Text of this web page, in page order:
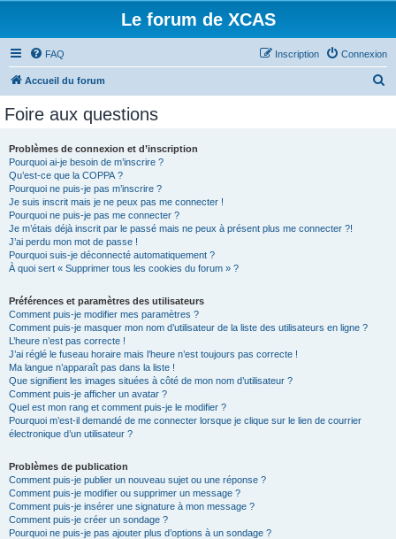
Le forum de XCAS
FAQ Connexion
Inscription
Accueil du forum
Foire aux questions
Problèmes de connexion et d’inscription
Pourquoi ai-je besoin de m’inscrire ?
Qu’est-ce que la COPPA ?
Pourquoi ne puis-je pas m’inscrire ?
Je suis inscrit mais je ne peux pas me connecter !
Pourquoi ne puis-je pas me connecter ?
Je m’étais déjà inscrit par le passé mais ne peux à présent plus me connecter ?!
J’ai perdu mon mot de passe !
Pourquoi suis-je déconnecté automatiquement ?
À quoi sert « Supprimer tous les cookies du forum » ?
Préférences et paramètres des utilisateurs
Comment puis-je modifier mes paramètres ?
Comment puis-je masquer mon nom d’utilisateur de la liste des utilisateurs en ligne ?
L’heure n’est pas correcte !
J’ai réglé le fuseau horaire mais l’heure n’est toujours pas correcte !
Ma langue n’apparaît pas dans la liste !
Que signifient les images situées à côté de mon nom d’utilisateur ?
Comment puis-je afficher un avatar ?
Quel est mon rang et comment puis-je le modifier ?
Pourquoi m’est-il demandé de me connecter lorsque je clique sur le lien de courrier
électronique d’un utilisateur ?
Problèmes de publication
Comment puis-je publier un nouveau sujet ou une réponse ?
Comment puis-je modifier ou supprimer un message ?
Comment puis-je insérer une signature à mon message ?
Comment puis-je créer un sondage ?
Pourquoi ne puis-je pas ajouter plus d’options à un sondage ?